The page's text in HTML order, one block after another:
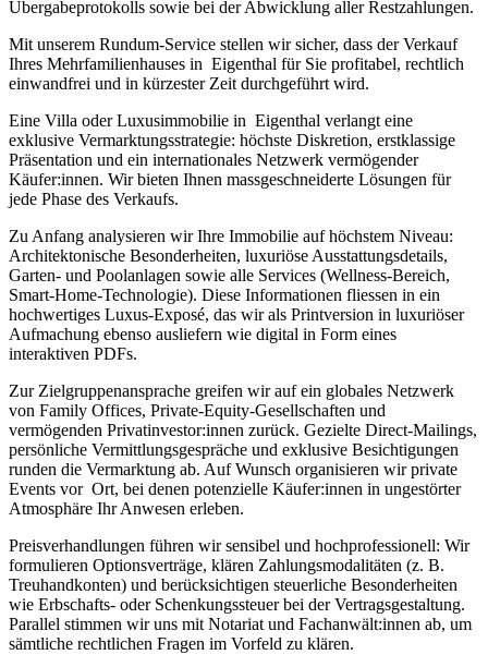
Übergabeprotokolls sowie bei der Abwicklung aller Restzahlungen.
Mit unserem Rundum-Service stellen wir sicher, dass der Verkauf
Ihres Mehrfamilienhauses in Eigenthal für Sie profitabel, rechtlich
einwandfrei und in kürzester Zeit durchgeführt wird.
Eine Villa oder Luxusimmobilie in Eigenthal verlangt eine
exklusive Vermarktungsstrategie: höchste Diskretion, erstklassige
Präsentation und ein internationales Netzwerk vermögender
Käufer:innen. Wir bieten Ihnen massgeschneiderte Lösungen für
jede Phase des Verkaufs.
Zu Anfang analysieren wir Ihre Immobilie auf höchstem Niveau:
Architektonische Besonderheiten, luxuriöse Ausstattungsdetails,
Garten- und Poolanlagen sowie alle Services (Wellness-Bereich,
Smart-Home-Technologie). Diese Informationen fliessen in ein
hochwertiges Luxus-Exposé, das wir als Printversion in luxuriöser
Aufmachung ebenso ausliefern wie digital in Form eines
interaktiven PDFs.
Zur Zielgruppenansprache greifen wir auf ein globales Netzwerk
von Family Offices, Private-Equity-Gesellschaften und
vermögenden Privatinvestor:innen zurück. Gezielte Direct-Mailings,
persönliche Vermittlungsgespräche und exklusive Besichtigungen
runden die Vermarktung ab. Auf Wunsch organisieren wir private
Events vor Ort, bei denen potenzielle Käufer:innen in ungestörter
Atmosphäre Ihr Anwesen erleben.
Preisverhandlungen führen wir sensibel und hochprofessionell: Wir
formulieren Optionsverträge, klären Zahlungsmodalitäten (z. B.
Treuhandkonten) und berücksichtigen steuerliche Besonderheiten
wie Erbschafts- oder Schenkungssteuer bei der Vertragsgestaltung.
Parallel stimmen wir uns mit Notariat und Fachanwält:innen ab, um
sämtliche rechtlichen Fragen im Vorfeld zu klären.